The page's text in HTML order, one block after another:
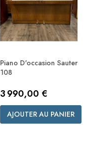
Piano D'occasion Sauter
108
Prix
3 990,00 €
AJOUTER AU PANIER